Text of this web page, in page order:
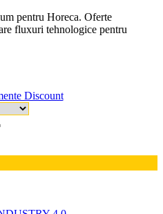
pentru Horeca. Oferte
fluxuri tehnologice pentru